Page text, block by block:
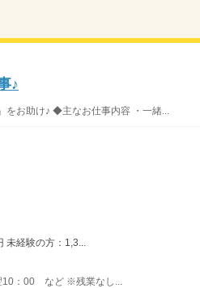
♪
をお助け♪ ◆主なお仕事内容 ・一緒...
未経験の方：1,3...
10：00 など ※残業なし...